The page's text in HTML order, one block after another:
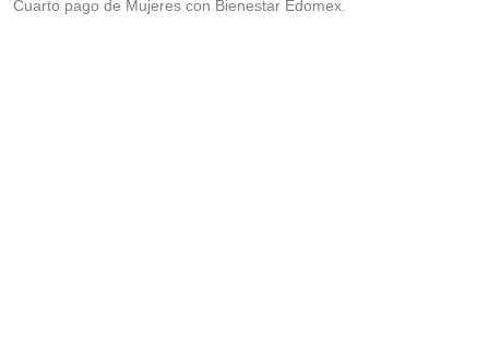
Cuarto pago de Mujeres con Bienestar Edomex.